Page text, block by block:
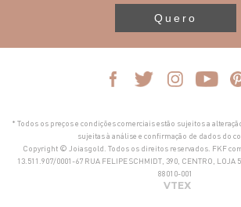
Quero
* Todos os preços e condições comerciais estão sujeitos a
sujeitas à análise e confirmação de dados do
Copyright © Joiasgold. Todos os direitos reservados. FKF
13.511.907/0001-67 RUA FELIPE SCHMIDT, 390, CENTRO,
88010-001
VTEX